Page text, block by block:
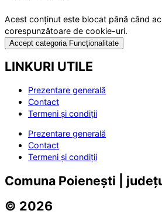
Acest conținut este blocat până când
corespunzătoare de cookie-uri.
Accept categoria Funcționalitate
LINKURI UTILE
Prezentare generală
Contact
Termeni și condiții
Prezentare generală
Contact
Termeni și condiții
Comuna Poienești |
© 2026